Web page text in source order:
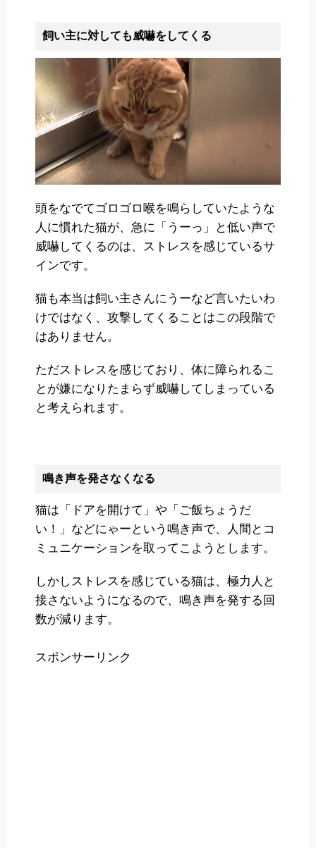
飼い主に対しても威嚇をしてくる
頭をなでてゴロゴロ喉を鳴らしていたような
人に慣れた猫が、急に「うーっ」と低い声で
威嚇してくるのは、ストレスを感じているサ
インです。
猫も本当は飼い主さんにうーなど言いたいわ
けではなく、攻撃してくることはこの段階で
はありません。
ただストレスを感じており、体に障られるこ
とが嫌になりたまらず威嚇してしまっている
と考えられます。
鳴き声を発さなくなる
猫は「ドアを開けて」や「ご飯ちょうだ
い！」などにゃーという鳴き声で、人間とコ
ミュニケーションを取ってこようとします。
しかしストレスを感じている猫は、極力人と
接さないようになるので、鳴き声を発する回
数が減ります。
スポンサーリンク